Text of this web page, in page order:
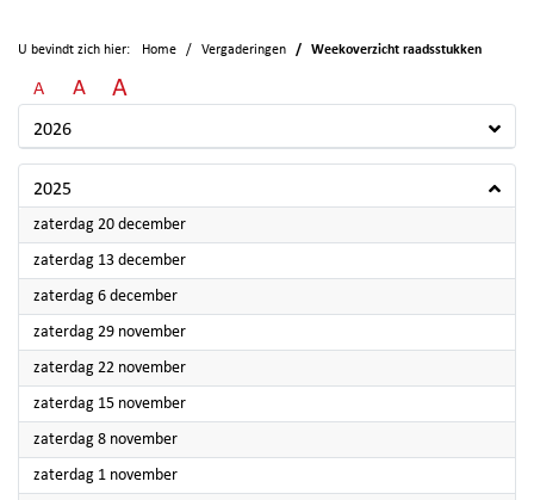
U bevindt zich hier: Home Vergaderingen Weekoverzicht raadsstukken
A A A
2026
2025
zaterdag 20 december2025
zaterdag 13 december2025
zaterdag 6 december2025
zaterdag 29 november2025
zaterdag 22 november2025
zaterdag 15 november2025
zaterdag 8 november2025
zaterdag 1 november2025